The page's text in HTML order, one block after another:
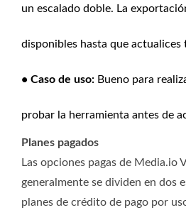
un escalado doble. La
disponibles hasta que actualices
• Caso de uso: Bueno para
probar la herramienta antes de
Planes pagados
Las opciones pagas de Media.io
generalmente se dividen en dos
planes de crédito de pago por